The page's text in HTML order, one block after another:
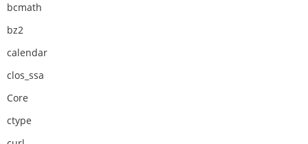
bcmath
bz2
calendar
clos_ssa
Core
ctype